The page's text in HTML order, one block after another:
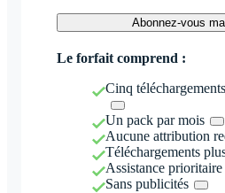
Abonnez-vous
Le forfait comprend :
Cinq
Un pack par mois
Aucune attribution
Téléchargements
Assistance prioritaire
Sans publicités